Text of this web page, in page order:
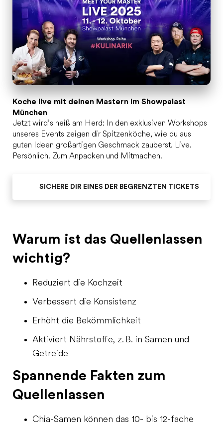
Koche live mit deinen Mastern im Showpalast
München
Jetzt wird’s heiß am Herd: In den exklusiven Workshops
unseres Events zeigen dir Spitzenköche, wie du aus
guten Ideen großartigen Geschmack zauberst. Live.
Persönlich. Zum Anpacken und Mitmachen.
SICHERE DIR EINES DER BEGRENZTEN TICKETS
Warum ist das Quellenlassen
wichtig?
Reduziert die Kochzeit
Verbessert die Konsistenz
Erhöht die Bekömmlichkeit
Aktiviert Nährstoffe, z. B. in Samen und
Getreide
Spannende Fakten zum
Quellenlassen
Chia-Samen können das 10- bis 12-fache